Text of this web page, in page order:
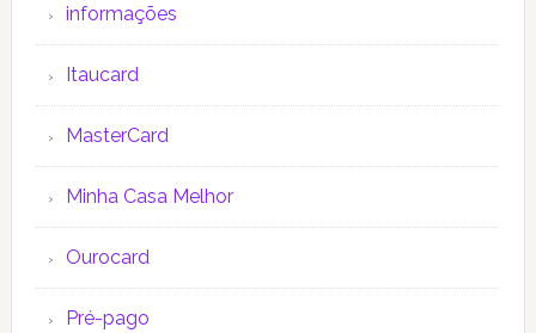
informações
Itaucard
MasterCard
Minha Casa Melhor
Ourocard
Pré-pago